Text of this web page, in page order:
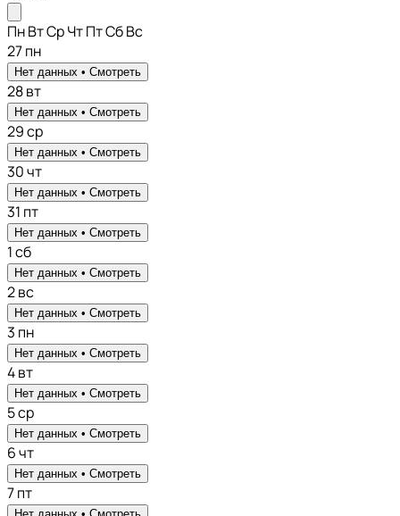
ПнВтСрЧтПтСбВс
27пн
Нет данных • Смотреть
28вт
Нет данных • Смотреть
29ср
Нет данных • Смотреть
30чт
Нет данных • Смотреть
31 пт
Нет данных • Смотреть
1сб
Нет данных • Смотреть
2вс
Нет данных • Смотреть
3 пн
Нет данных • Смотреть
4вт
Нет данных • Смотреть
5ср
Нет данных • Смотреть
6чт
Нет данных • Смотреть
7пт